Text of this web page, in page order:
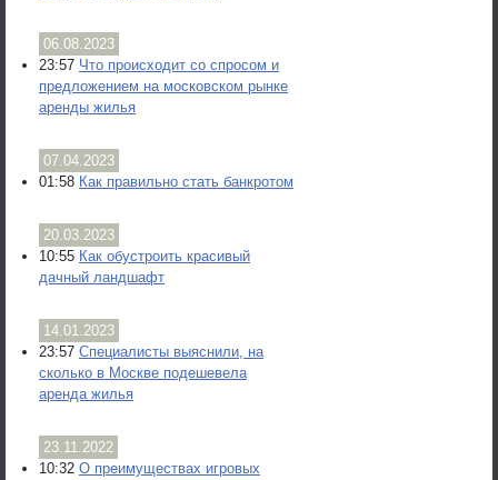
06.08.2023
23:57 Что происходит со спросом и
предложением на московском рынке
аренды жилья
07.04.2023
01:58 Как правильно стать банкротом
20.03.2023
10:55 Как обустроить красивый
дачный ландшафт
14.01.2023
23:57 Специалисты выяснили, на
сколько в Москве подешевела
аренда жилья
23.11.2022
10:32 О преимуществах игровых